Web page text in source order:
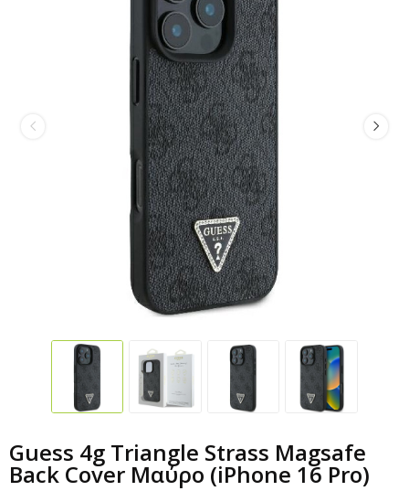
Guess 4g Triangle Strass Magsafe
Back Cover Μαύρο (iPhone 16 Pro)